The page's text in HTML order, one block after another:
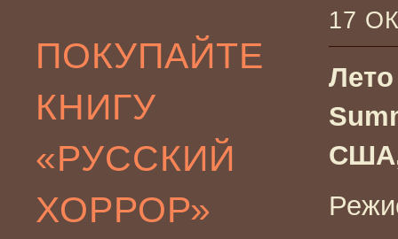
ПОКУПАЙТЕ
КНИГУ
«РУССКИЙ
ХОРРОР»
17
США,